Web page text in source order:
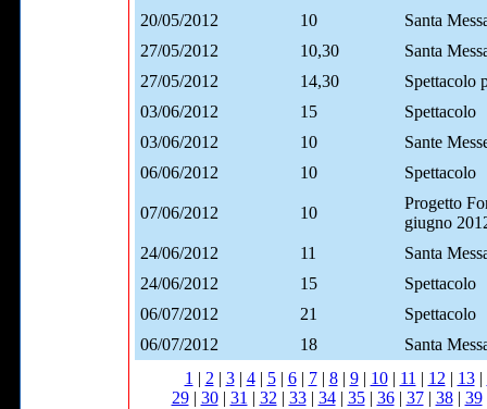
20/05/2012
10
Santa
27/05/2012
10,30
Santa
27/05/2012
14,30
Spettacolo
03/06/2012
15
Spettacolo
03/06/2012
10
Sante
06/06/2012
10 Spettacolo
07/06/2012 10
Progetto
giugno
24/06/2012
11
Santa
24/06/2012
15
Spettacolo
06/07/2012
21
Spettacolo
06/07/2012
18
Santa
1 | 2 | 3| 4| 5| 6| 7| 8| 9| 10| 11 | 12 | 13|
29| 30| 31 | 32 | 33| 34| 35| 36| 37| 38| 39